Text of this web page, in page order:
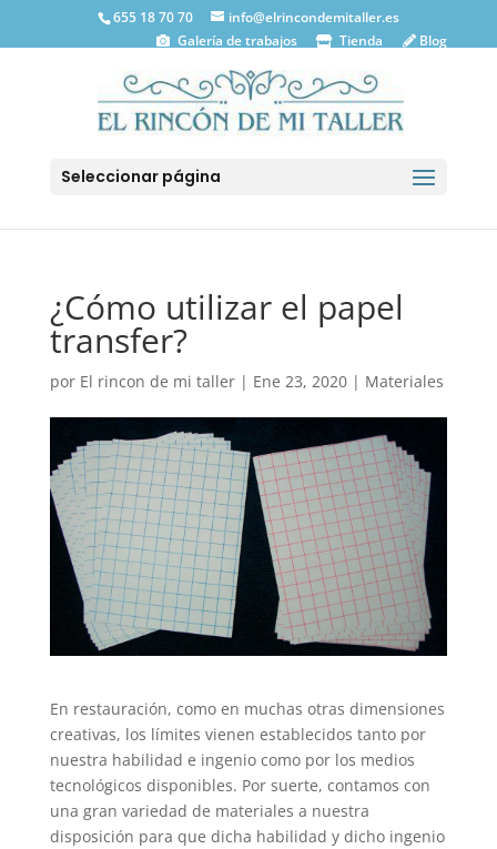
655 18 70 70
info@elrincondemitaller.es
Galería de trabajos
Tienda Blog
Seleccionar página
¿Cómo utilizar el papel
transfer?
por El rincon de mi taller| Ene 23, 2020| Materiales
En restauración, como en muchas otras dimensiones
creativas, los límites vienen establecidos tanto por
nuestra habilidad e ingenio como por los medios
tecnológicos disponibles. Por suerte, contamos con
una gran variedad de materiales a nuestra
disposición para que dicha habilidad y dicho ingenio